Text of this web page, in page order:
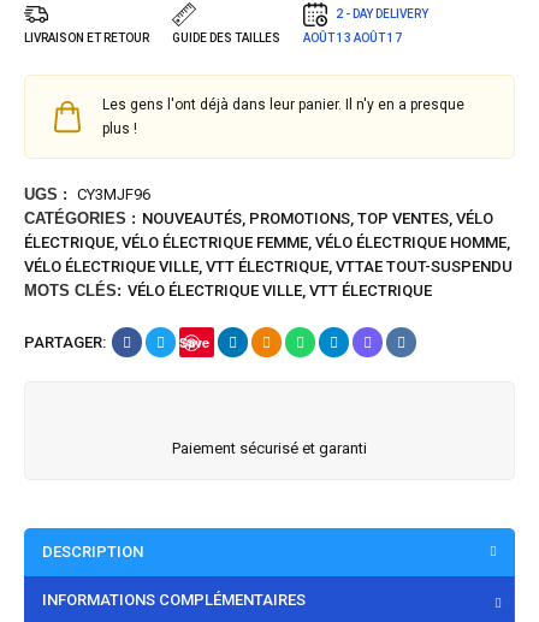
LIVRAISON ET RETOUR GUIDE DES TAILLES
2 - DAY DELIVERY
AOÛT 13 AOÛT 17
Les gens l'ont déjà dans leur panier. Il n'y en a presque
plus !
UGS : CY3MJF96
CATÉGORIES : NOUVEAUTÉS, PROMOTIONS, TOP VENTES, VÉLO
ÉLECTRIQUE, VÉLO ÉLECTRIQUE FEMME, VÉLO ÉLECTRIQUE HOMME,
VÉLO ÉLECTRIQUE VILLE, VTT ÉLECTRIQUE, VTTAE TOUT-SUSPENDU
MOTS CLÉS: VÉLO ÉLECTRIQUE VILLE, VTT ÉLECTRIQUE
PARTAGER: Save
Paiement sécurisé et garanti
DESCRIPTION
INFORMATIONS COMPLÉMENTAIRES